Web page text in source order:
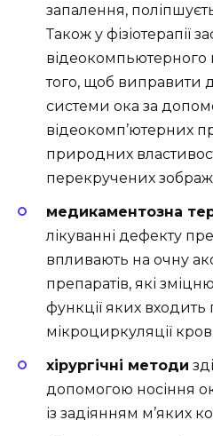
запалення,
Також у фізіотерапії
відеокомпьютерного
того, щоб виправити
системи ока за
відеокомп’ютерних
природних
перекручених
медикаментозна
лікуванні дефекту
впливають на очну
препаратів, які
функції яких
мікроциркуляції крові
хірургічні методи
допомогою носіння
із задіянням м’яких